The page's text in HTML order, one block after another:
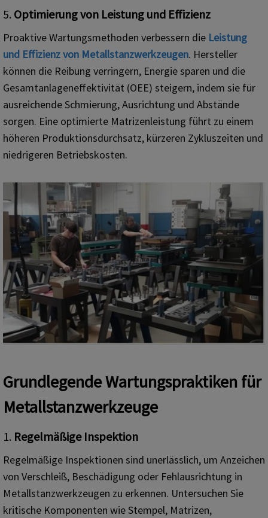
5. Optimierung von Leistung und Effizienz
Proaktive Wartungsmethoden verbessern die Leistung
und Effizienz von Metallstanzwerkzeugen. Hersteller
können die Reibung verringern, Energie sparen und die
Gesamtanlageneffektivität (OEE) steigern, indem sie für
ausreichende Schmierung, Ausrichtung und Abstände
sorgen. Eine optimierte Matrizenleistung führt zu einem
höheren Produktionsdurchsatz, kürzeren Zykluszeiten und
niedrigeren Betriebskosten.
Grundlegende Wartungspraktiken für
Metallstanzwerkzeuge
1. Regelmäßige Inspektion
Regelmäßige Inspektionen sind unerlässlich, um Anzeichen
von Verschleiß, Beschädigung oder Fehlausrichtung in
Metallstanzwerkzeugen zu erkennen. Untersuchen Sie
kritische Komponenten wie Stempel, Matrizen,